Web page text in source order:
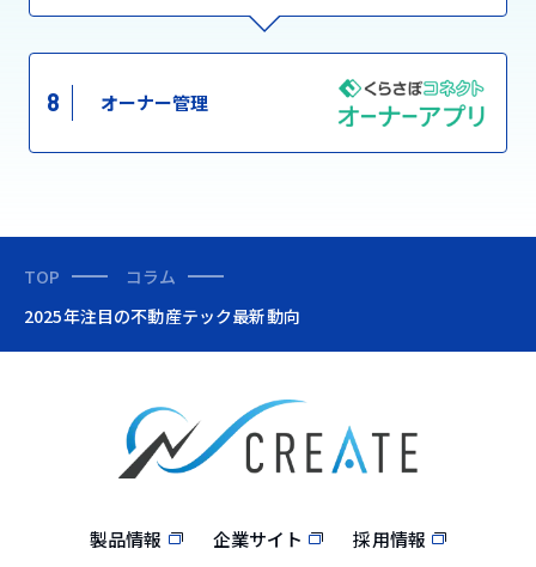
8 オーナー管理
TOP
コラム
2025年注目の不動産テック最新動向
製品情報 企業サイト 採用情報